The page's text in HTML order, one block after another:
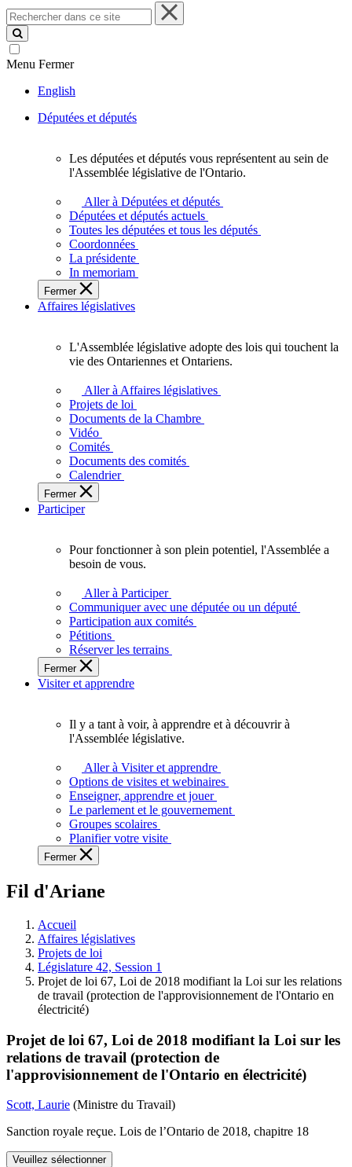
Rechercher
dans
ce
site
Menu Fermer
English
Députées et députés
députés
vous
représentent
sein
de
l'Assemblée
législative
l'Ontario.
Les députées et députés vous représentent au sein de
l'Assemblée législative de l'Ontario.
Aller à Députées et députés
Députées et députés actuels
Toutes les députées et tous les députés
Coordonnées
La présidente
In memoriam
Fermer
Affaires législatives
L'Assemblée
adopte
touchent
des
Ontariennes
et
L'Assemblée législative adopte des lois qui touchent la
vie des Ontariennes et Ontariens.
Aller à Affaires législatives
Projets de loi
Documents de la Chambre
Vidéo
Comités
Documents des comités
Calendrier
Fermer
Participer
plein
potentiel,
l'Assemblée
a
besoin
de
Pour fonctionner à son plein potentiel, l'Assemblée a
besoin de vous.
Aller à Participer
Communiquer avec une députée ou un député
Participation aux comités
Pétitions
Réserver les terrains
Fermer
Visiter et apprendre
voir,
apprendre
et
à
à
législative.
Il y a tant à voir, à apprendre et à découvrir à
l'Assemblée législative.
Aller à Visiter et apprendre
Options de visites et webinaires
Enseigner, apprendre et jouer
Le parlement et le gouvernement
Groupes scolaires
Planifier votre visite
Fermer
Fil d'Ariane
Accueil
Affaires législatives
Projets de loi
Législature 42, Session 1
Projet de loi 67, Loi de 2018 modifiant la Loi sur les relations
de travail (protection de l'approvisionnement de l'Ontario en
électricité)
Projet de loi 67, Loi de 2018 modifiant la Loi sur les
relations de travail (protection de
l'approvisionnement de l'Ontario en électricité)
Scott, Laurie (Ministre du Travail)
Sanction royale reçue. Lois de l’Ontario de 2018, chapitre 18
Veuillez sélectionner